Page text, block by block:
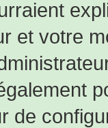
et votre
de